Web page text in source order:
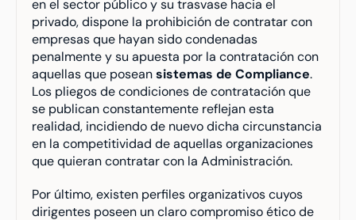
en el sector público y su trasvase hacia el
privado, dispone la prohibición de contratar con
empresas que hayan sido condenadas
penalmente y su apuesta por la contratación con
aquellas que posean sistemas de Compliance.
Los pliegos de condiciones de contratación que
se publican constantemente reflejan esta
realidad, incidiendo de nuevo dicha circunstancia
en la competitividad de aquellas organizaciones
que quieran contratar con la Administración.
Por último, existen perfiles organizativos cuyos
dirigentes poseen un claro compromiso ético de